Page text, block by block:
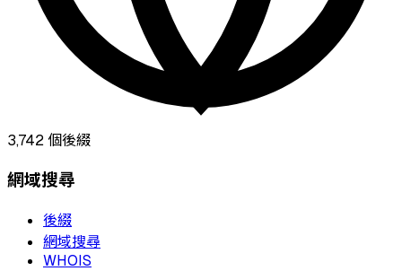
3,742個後綴
網域搜尋
後綴
網域搜尋
WHOIS